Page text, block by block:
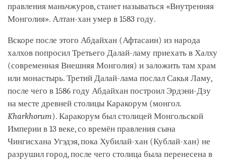
правления маньчжуров, станет называться «Внутренняя
Монголия». Алтан-хан умер в 1583 году.
Вскоре после этого Абдайхан (Афтасаин) из народа
халхов попросил Третьего Далай-ламу приехать в Халху
(современная Внешняя Монголия) и заложить там храм
или монастырь. Третий Далай-лама послал Сакья Ламу,
после чего в 1586 году Абдайхан построил Эрдэни-Дзу
на месте древней столицы Каракорум (монгол.
Kharkhorum). Каракорум был столицей Монгольской
Империи в 13 веке, со времён правления сына
Чингисхана Угэдэя, пока Хубилай-хан (Кублай-хан) не
разрушил город, после чего столица была перенесена в